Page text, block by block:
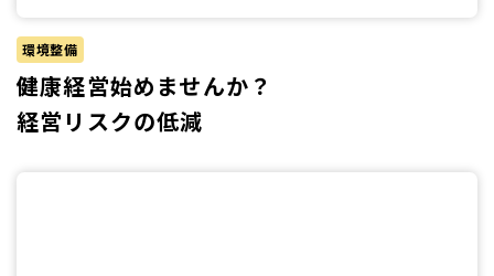
環境整備
健康経営始めませんか？
経営リスクの低減